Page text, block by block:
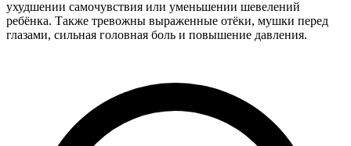
ухудшении самочувствия или уменьшении шевелений
ребёнка. Также тревожны выраженные отёки, мушки перед
глазами, сильная головная боль и повышение давления.